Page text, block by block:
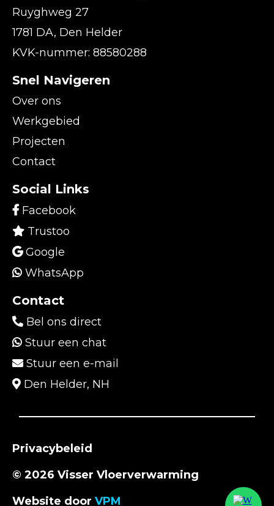
Ruyghweg 27
1781 DA, Den Helder
KVK-nummer: 88580288
Snel Navigeren
Over ons
Werkgebied
Projecten
Contact
Social Links
Facebook
Trustoo
Google
WhatsApp
Contact
Bel ons direct
Stuur een chat
Stuur een e-mail
Den Helder, NH
Privacybeleid
© 2026 Visser Vloerverwarming
Website door VPM